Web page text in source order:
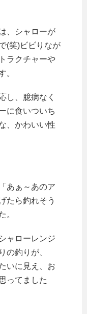
、シャローが
(笑)ビビりなが
ラクチャーや
。
し、臆病なく
に食いついち
、かわいい性
あぁ～あのア
たら釣れそう
。
ャローレンジ
の釣りが、
いに見え、お
ってました